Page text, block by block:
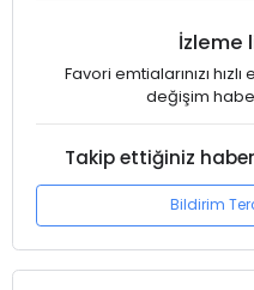
İzleme
Favori emtialarınızı
değişim
Takip ettiğiniz
Bildirim